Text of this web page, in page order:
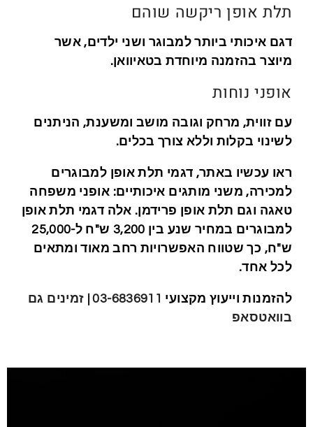
תלת אופן ריקשה שוהם
דגם איכותי ביותר למבוגר ושני ילדים, אשר
מיוצר בהזמנה מיוחדת בטאיוואן.
אופני נוחות
עם זווית, מרחק וגובה מושב ומשענת, הניתנים
לשינוי בקלות וללא צורך בכלים.
ראו עכשיו באתר, דגמי תלת אופן למבוגרים
למכירה, משני מותגים איכותיים: אופני משפחה
טאגה וגם תלת אופן פרידמן. אלה דגמי תלת אופן
למבוגרים במחיר שנע בין 3,200 ש"ח ל-25,000
ש"ח, כך שטווח האפשרויות רחב מאוד ומתאים
לכל אחד.
להזמנות וייעוץ מקצועי 03-6836911
|
זמינים גם
בוואטסאפ